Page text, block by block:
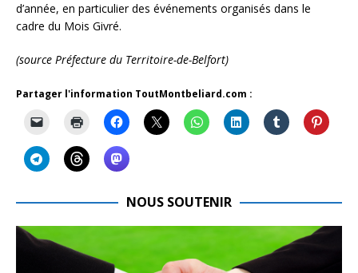
d’année, en particulier des événements organisés dans le
cadre du Mois Givré.
(source Préfecture du Territoire-de-Belfort)
Partager l'information ToutMontbeliard.com :
NOUS SOUTENIR